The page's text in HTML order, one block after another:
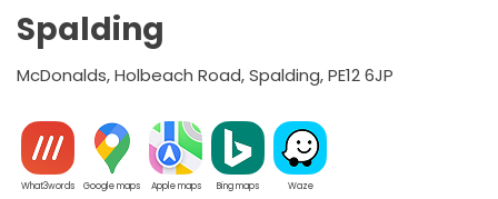
Spalding
McDonalds, Holbeach Road, Spalding, PE12 6JP
What3words Google maps Apple maps Bing maps Waze